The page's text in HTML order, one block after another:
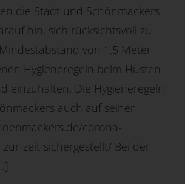
die Stadt und Schönmackers
hin, sich rücksichtsvoll zu
von 1,5 Meter
Hygieneregeln beim Husten
einzuhalten. Die Hygieneregeln
auch auf seiner
corona-
zeit-sichergestellt/ Bei der